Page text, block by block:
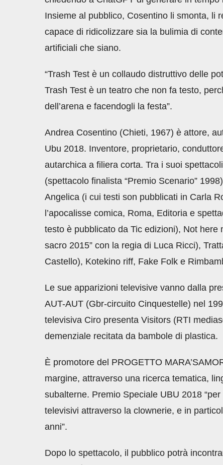
Insieme al pubblico, Cosentino li smonta, li
capace di ridicolizzare sia la bulimia di
artificiali che siano.
“Trash Test è un collaudo distruttivo delle
Trash Test è un teatro che non fa testo,
dell’arena e facendogli la festa”.
Andrea Cosentino (Chieti, 1967) è attore,
Ubu 2018. Inventore, proprietario,
autarchica a filiera corta. Tra i suoi
(spettacolo finalista “Premio Scenario”
Angelica (i cui testi son pubblicati in Carla
l’apocalisse comica, Roma, Editoria e
testo è pubblicato da Tic edizioni), Not here
sacro 2015” con la regia di Luca Ricci),
Castello), Kotekino riff, Fake Folk e
Le sue apparizioni televisive vanno dalla
AUT-AUT (Gbr-circuito Cinquestelle) nel
televisiva Ciro presenta Visitors (RTI
demenziale recitata da bambole di plastica.
È promotore del PROGETTO
margine, attraverso una ricerca tematica,
subalterne. Premio Speciale UBU 2018
televisivi attraverso la clownerie, e in
anni”.
Dopo lo spettacolo, il pubblico potrà